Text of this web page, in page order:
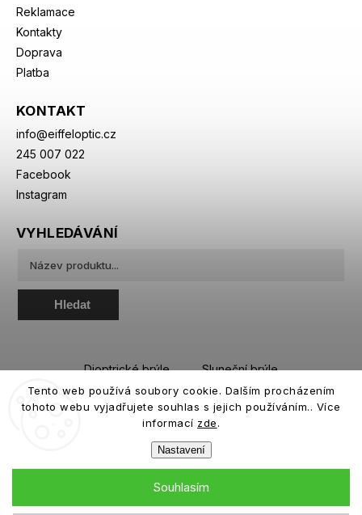
Tento web používá soubory cookie. Dalším procházením
tohoto webu vyjadřujete souhlas s jejich používáním.. Více
informací zde.
Nastavení
Souhlasím
Reklamace
Kontakty
Doprava
Platba
KONTAKT
info@eiffeloptic.cz
245 007 022
Facebook
Instagram
VYHLEDÁVÁNÍ
Hledat
Dioptrické brýle
Sluneční brýle
Sportovní brýle
Kontaktní čočky
Roztoky a oční kapky